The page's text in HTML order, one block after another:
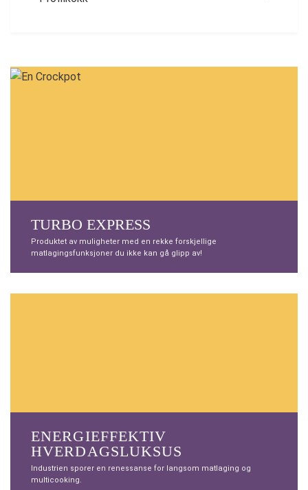
TURBO EXPRESS
Produktet av muligheter med en rekke forskjellige
matlagingsfunksjoner du ikke kan gå glipp av!
ENERGIEFFEKTIV
HVERDAGSLUKSUS
Industrien sporer en renessanse for langsom matlaging og
multicooking.